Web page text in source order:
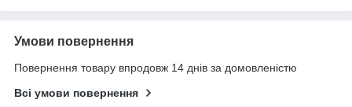
Умови повернення
Повернення товару впродовж 14 днів за домовленістю
Всі умови повернення